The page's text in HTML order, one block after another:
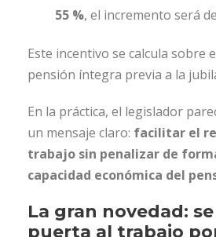
55 %, el incremento será
Este incentivo se calcula sobre
pensión íntegra previa a la
En la práctica, el legislador
un mensaje claro: facilitar el
trabajo sin penalizar de
capacidad económica del
La gran novedad:
puerta al trabajo